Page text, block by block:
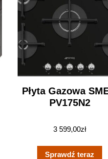
Płyta Gazowa
PV175N2
3 599,00zł
Sprawdź teraz